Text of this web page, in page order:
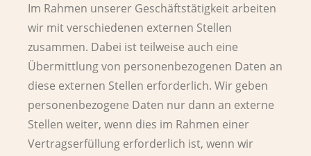
Im Rahmen unserer Geschäftstätigkeit arbeiten
wir mit verschiedenen externen Stellen
zusammen. Dabei ist teilweise auch eine
Übermittlung von personenbezogenen Daten an
diese externen Stellen erforderlich. Wir geben
personenbezogene Daten nur dann an externe
Stellen weiter, wenn dies im Rahmen einer
Vertragserfüllung erforderlich ist, wenn wir